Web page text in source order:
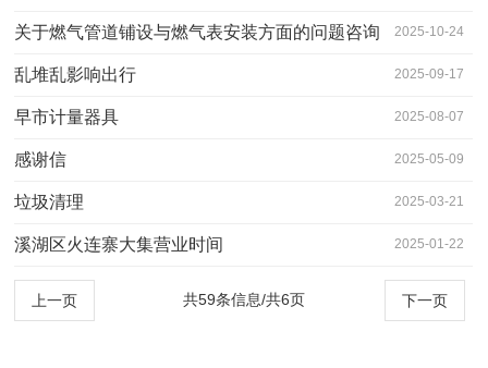
关于燃气管道铺设与燃气表安装方面的问题咨询 2025-10-24
乱堆乱影响出行 2025-09-17
早市计量器具 2025-08-07
感谢信 2025-05-09
垃圾清理 2025-03-21
溪湖区火连寨大集营业时间 2025-01-22
上一页 下一页
共59条信息/共6页